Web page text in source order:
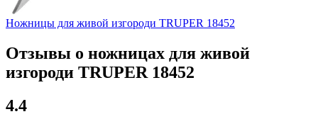
Ножницы для живой изгороди TRUPER 18452
Отзывы о ножницах для живой
изгороди TRUPER 18452
4.4